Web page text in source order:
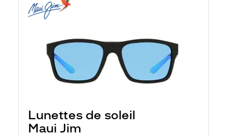
Lunettes de soleil
Maui Jim